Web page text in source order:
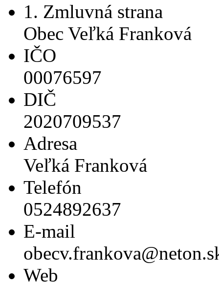
1. Zmluvná strana
Obec Veľká Franková
IČO
00076597
DIČ
2020709537
Adresa
Veľká Franková
Telefón
0524892637
E-mail
Web